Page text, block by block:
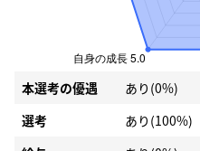
本選考の優遇
あり(0%)
選考
あり(100%)